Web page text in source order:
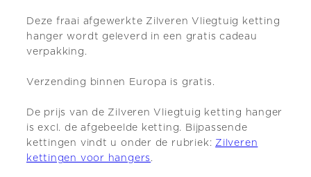
Deze fraai afgewerkte Zilveren Vliegtuig ketting
hanger wordt geleverd in een gratis cadeau
verpakking.
Verzending binnen Europa is gratis.
De prijs van de Zilveren Vliegtuig ketting hanger
is excl. de afgebeelde ketting.
Bijpassende
kettingen vindt u onder de rubriek: Zilveren
kettingen voor hangers .